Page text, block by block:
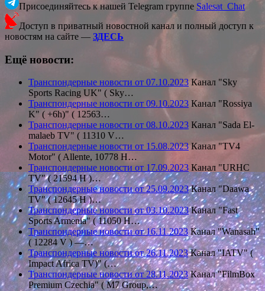
Присоединяйтесь к нашей Telegram группе Salesat_Chat
Доступ в приватный новостной канал и полный доступ к
новостям на сайте — ЗДЕСЬ
Ещё новости:
Транспондерные новости от 07.10.2023 Канал "Sky
Sports Racing UK" ( Sky…
Транспондерные новости от 09.10.2023 Канал "Rossiya
K" ( +6h)" ( 12563…
Транспондерные новости от 08.10.2023 Канал "Sada El-
malaeb TV" ( 11310 V…
Транспондерные новости от 15.08.2023Канал "TV4
Motor" ( Allente, 10778 H…
Транспондерные новости от 17.09.2023 Канал "URHC
TV" ( 21594 Н )…
Транспондерные новости от 25.09.2023Канал "Daawa
TV" ( 12645 H )…
Транспондерные новости от 03.10.2023Канал "Fast
Sports Armenia" ( 11050 H…
Транспондерные новости от 16.11.2023Канал "Wanasah"
( 12284 V ) —…
Транспондерные новости от 26.11.2023Канал "IATV" (
Impact Africa TV)" (…
Транспондерные новости от 28.11.2023Канал "FilmBox
Premium Czechia" ( M7 Group,…